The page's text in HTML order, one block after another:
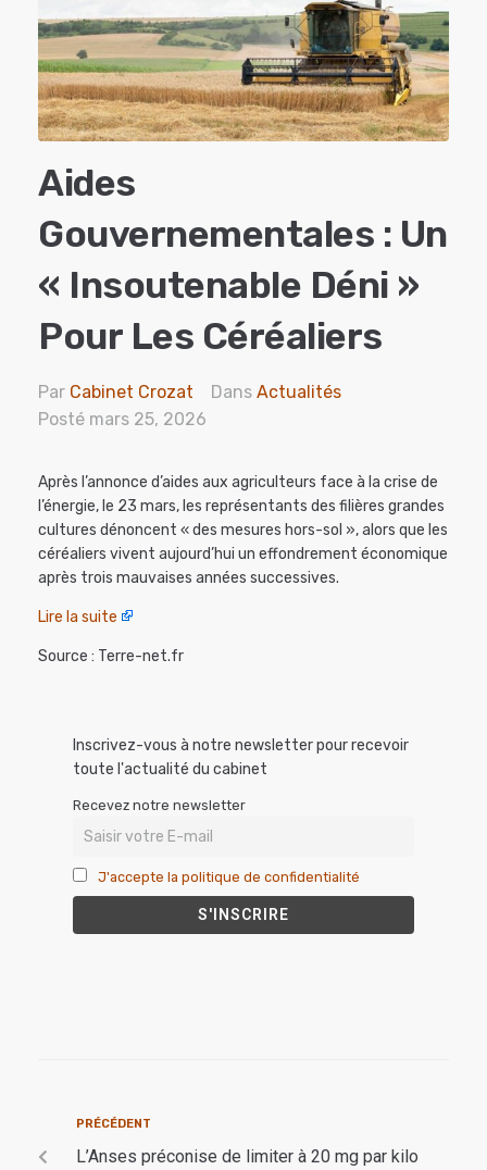
Aides
Gouvernementales : Un
« Insoutenable Déni »
Pour Les Céréaliers
Par Cabinet Crozat Dans Actualités
Posté mars 25, 2026
Après l’annonce d’aides aux agriculteurs face à la crise de
l’énergie, le 23 mars, les représentants des filières grandes
cultures dénoncent « des mesures hors-sol », alors que les
céréaliers vivent aujourd’hui un effondrement économique
après trois mauvaises années successives.
Lire la suite
Source : Terre-net.fr
Inscrivez-vous à notre newsletter pour recevoir
toute l'actualité du cabinet
Recevez notre newsletter
J'accepte la politique de confidentialité
PRÉCÉDENT
L’Anses préconise de limiter à 20 mg par kilo